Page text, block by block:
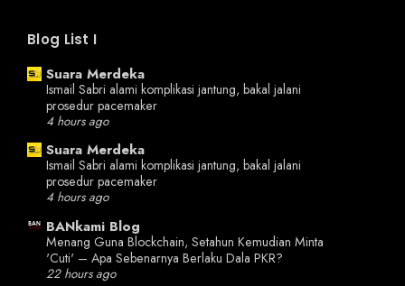
Blog List I
Suara Merdeka
Ismail Sabri alami komplikasi jantung, bakal jalani
prosedur pacemaker
4 hours ago
Suara Merdeka
Ismail Sabri alami komplikasi jantung, bakal jalani
prosedur pacemaker
4 hours ago
BANkami Blog
Menang Guna Blockchain, Setahun Kemudian Minta
'Cuti' – Apa Sebenarnya Berlaku Dala PKR?
22 hours ago